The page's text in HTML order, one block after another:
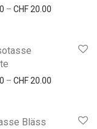
– CHF20.00
bis CHF 20.00
– CHF20.00
Bläss